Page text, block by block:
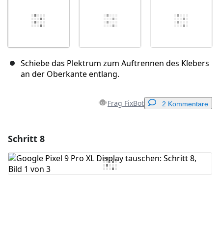
Schiebe das Plektrum zum Auftrennen des Klebers
an der Oberkante entlang.
Frag FixBot 2 Kommentare
Kommentar hinzufügen
Schritt 8